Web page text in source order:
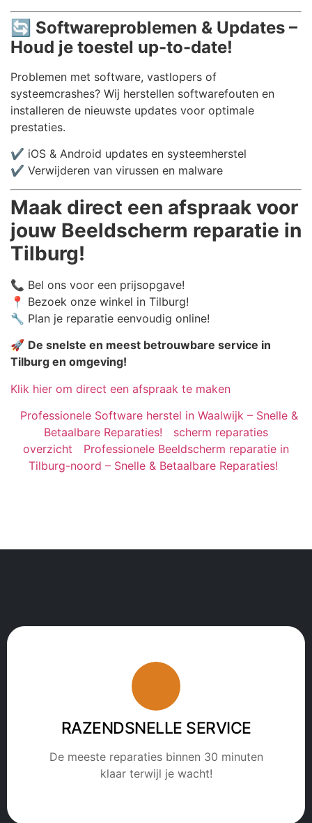
🔄 Softwareproblemen & Updates –
Houd je toestel up-to-date!
Problemen met software, vastlopers of
systeemcrashes? Wij herstellen softwarefouten en
installeren de nieuwste updates voor optimale
prestaties.
✔️ iOS & Android updates en systeemherstel
✔️ Verwijderen van virussen en malware
Maak direct een afspraak voor
jouw Beeldscherm reparatie in
Tilburg!
📞 Bel ons voor een prijsopgave!
📍 Bezoek onze winkel in Tilburg!
🔧 Plan je reparatie eenvoudig online!
🚀 De snelste en meest betrouwbare service in
Tilburg en omgeving!
Klik hier om direct een afspraak te maken
Professionele Software herstel in Waalwijk – Snelle &
Betaalbare Reparaties!
scherm reparaties
overzicht
Professionele Beeldscherm reparatie in
Tilburg-noord – Snelle & Betaalbare Reparaties!
RAZENDSNELLE SERVICE
De meeste reparaties binnen 30 minuten
klaar terwijl je wacht!